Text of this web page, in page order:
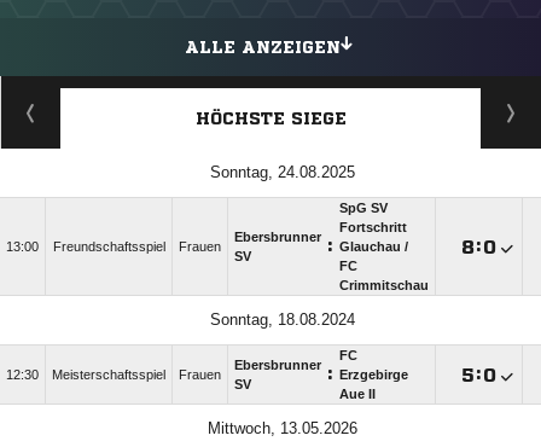
ALLE ANZEIGEN
HÖCHSTE SIEGE
Sonntag, 24.08.2025
13:00 Freundschaftsspiel Frauen
Ebersbrunner
SV
:
SpG SV
Fortschritt
Glauchau /​
FC
Crimmitschau
:
Sonntag, 18.08.2024
12:30 Meisterschaftsspiel Frauen
Ebersbrunner
SV
:
FC
Erzgebirge
Aue II
:
Mittwoch, 13.05.2026